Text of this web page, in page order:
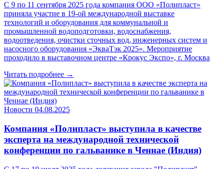
С 9 по 11 сентября 2025 года компания ООО «Полипласт»
приняла участие в 19-ой международной выставке
технологий и оборудования для коммунальной и
промышленной водоподготовки, водоснабжения,
водоотведения, очистки сточных вод, инженерных систем и
насосного оборудования «ЭкваТэк 2025». Мероприятие
проходило в выставочном центре «Крокус Экспо», г. Москва
Читать подробнее →
Новости 04.08.2025
Компания «Полипласт» выступила в качестве
эксперта на международной технической
конференции по гальванике в Ченнае (Индия)